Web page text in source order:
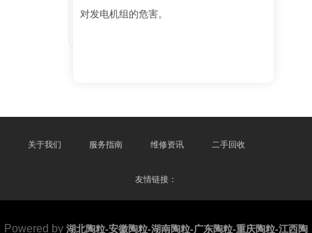
对发电机组的危害。
关于我们 服务指南 维修资讯 二手回收
友情链接：
Powered by 湖北陶粒-安徽陶粒-湖南陶粒-广东陶粒-重庆陶粒-江西陶